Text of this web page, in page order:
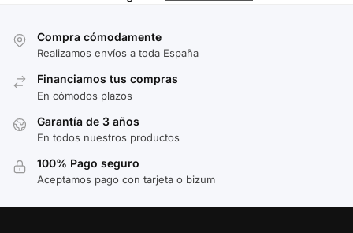
Compra cómodamente
Realizamos envíos a toda España
Financiamos tus compras
En cómodos plazos
Garantía de 3 años
En todos nuestros productos
100% Pago seguro
Aceptamos pago con tarjeta o bizum